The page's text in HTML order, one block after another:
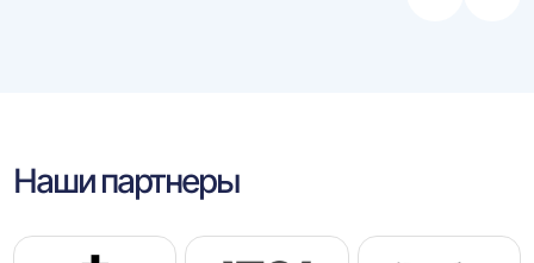
Наши партнеры